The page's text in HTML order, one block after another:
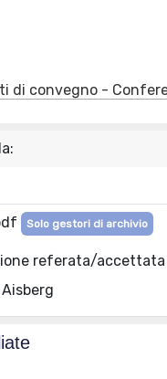
di convegno -
Solo gestori di archivio
referata/